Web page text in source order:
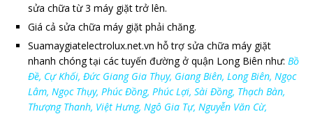
sửa chữa từ 3 máy giặt trở lên.
Giá cả sửa chữa máy giặt phải chăng.
Suamaygiatelectrolux.net.vn hỗ trợ sửa chữa máy giặt
nhanh chóng tại các tuyến đường ở quận Long Biên như: Bồ
Đề, Cự Khối, Đức Giang Gia Thụy, Giang Biên, Long Biên, Ngọc
Lâm, Ngọc Thụy, Phúc Đồng, Phúc Lợi, Sài Đồng, Thạch Bàn,
Thượng Thanh, Việt Hưng, Ngô Gia Tự, Nguyễn Văn Cừ,